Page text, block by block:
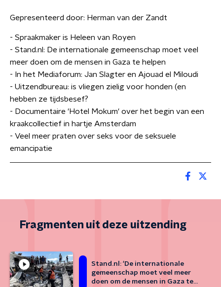
Gepresenteerd door: Herman van der Zandt
- Spraakmaker is Heleen van Royen
- Stand.nl: De internationale gemeenschap moet veel
meer doen om de mensen in Gaza te helpen
- In het Mediaforum: Jan Slagter en Ajouad el Miloudi
- Uitzendbureau: is vliegen zielig voor honden (en
hebben ze tijdsbesef?
- Documentaire 'Hotel Mokum' over het begin van een
kraakcollectief in hartje Amsterdam
- Veel meer praten over seks voor de seksuele
emancipatie
Fragmenten uit deze uitzending
Stand.nl: 'De internationale
gemeenschap moet veel meer
doen om de mensen in Gaza te